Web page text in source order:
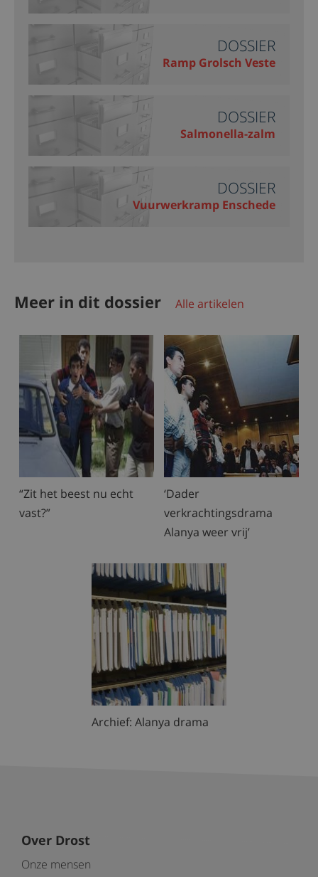
DOSSIER
Ramp Grolsch Veste
DOSSIER
Salmonella-zalm
DOSSIER
Vuurwerkramp Enschede
Meer in dit dossier Alle artikelen
“Zit het beest nu echt
vast?”
‘Dader
verkrachtingsdrama
Alanya weer vrij’
Archief: Alanya drama
Over Drost
Onze mensen